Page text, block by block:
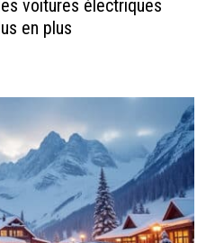
voitures électriques
en plus